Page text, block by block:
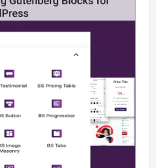
Aksi KNPB, Serukan
Demi Papua yang Kondusif